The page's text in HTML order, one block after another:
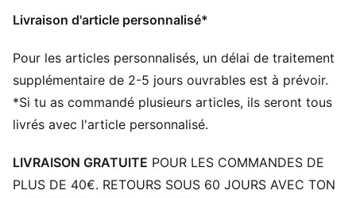
Semelle extérieure en caoutchouc
Marquage PUMA and BMW M Motorsport
Livraison d'article personnalisé*
Pour les articles personnalisés, un délai de traitement
supplémentaire de 2-5 jours ouvrables est à prévoir.
*Si tu as commandé plusieurs articles, ils seront tous
livrés avec l'article personnalisé.
LIVRAISON GRATUITE POUR LES COMMANDES DE
PLUS DE 40€. RETOURS SOUS 60 JOURS AVEC TON